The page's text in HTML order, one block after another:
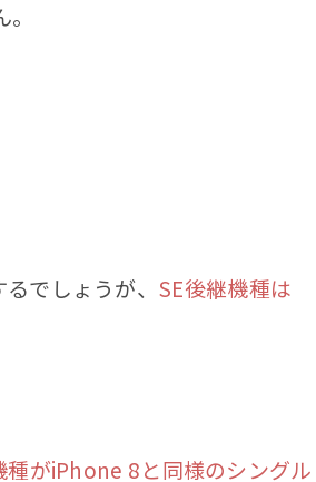
でしょうが、 SE後継機種は
種がiPhone 8と同様のシングル